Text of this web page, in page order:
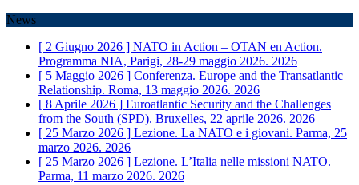
News
[ 2 Giugno 2026 ] NATO in Action – OTAN en Action.
Programma NIA, Parigi, 28-29 maggio 2026. 2026
[ 5 Maggio 2026 ] Conferenza. Europe and the Transatlantic
Relationship. Roma, 13 maggio 2026. 2026
[ 8 Aprile 2026 ] Euroatlantic Security and the Challenges
from the South (SPD). Bruxelles, 22 aprile 2026. 2026
[ 25 Marzo 2026 ] Lezione. La NATO e i giovani. Parma, 25
marzo 2026. 2026
[ 25 Marzo 2026 ] Lezione. L’Italia nelle missioni NATO.
Parma, 11 marzo 2026. 2026